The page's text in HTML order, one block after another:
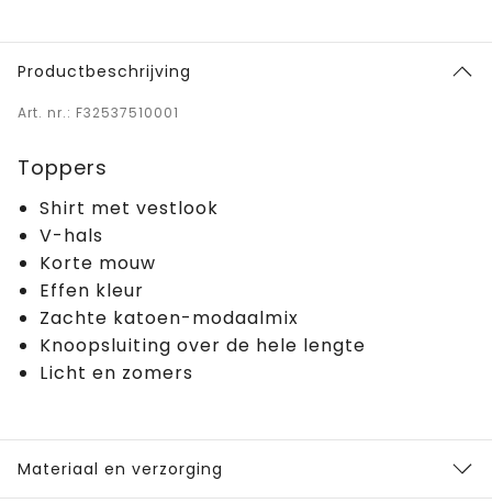
Productbeschrijving
Art. nr.: F32537510001
Toppers
Shirt met vestlook
V-hals
Korte mouw
Effen kleur
Zachte katoen-modaalmix
Knoopsluiting over de hele lengte
Licht en zomers
Materiaal en verzorging